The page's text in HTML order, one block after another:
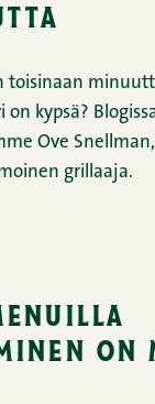
toisinaan
kypsä?
Ove
grillaaja.
on